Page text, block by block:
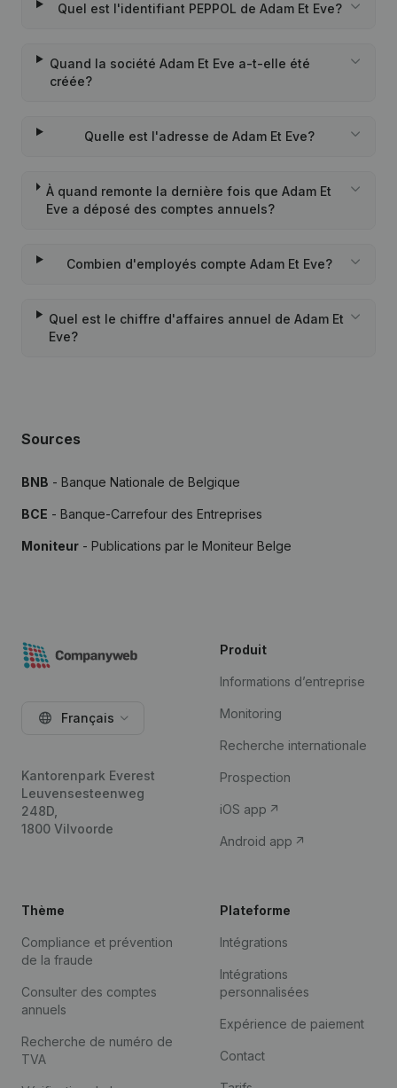
Quel est l'identifiant PEPPOL de Adam Et Eve?
Quand la société Adam Et Eve a-t-elle été
créée?
Quelle est l'adresse de Adam Et Eve?
À quand remonte la dernière fois que Adam Et
Eve a déposé des comptes annuels?
Combien d'employés compte Adam Et Eve?
Quel est le chiffre d'affaires annuel de Adam Et
Eve?
Sources
BNB - Banque Nationale de Belgique
BCE - Banque-Carrefour des Entreprises
Moniteur - Publications par le Moniteur Belge
Français
Kantorenpark Everest
Leuvensesteenweg
248D,
1800 Vilvoorde
Produit
Informations d’entreprise
Monitoring
Recherche internationale
Prospection
iOS app
Android app
Thème
Compliance et prévention
de la fraude
Consulter des comptes
annuels
Recherche de numéro de
TVA
Plateforme
Intégrations
Intégrations
personnalisées
Expérience de paiement
Contact